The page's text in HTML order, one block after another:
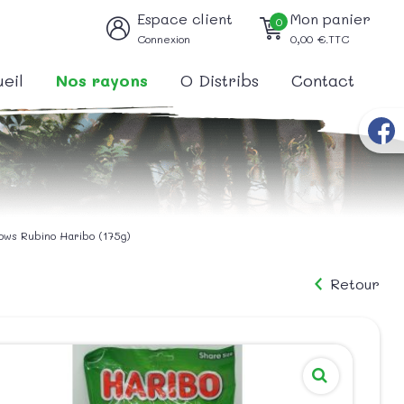
Espace client
Connexion
0 Mon panier
0,00 €.TTC
Nos rayons O Distribs Contact
Rubino Haribo (175g)
Retour